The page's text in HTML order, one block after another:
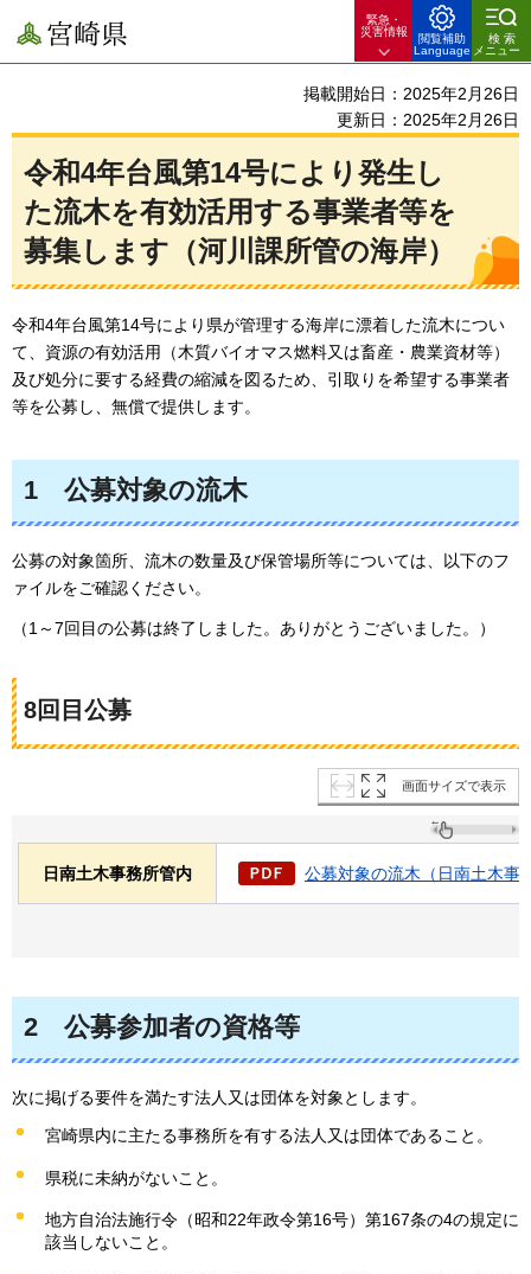
宮崎県
緊急・
災害情報
閲覧補助
Language
検索
メニュー
掲載開始日：2025年2月26日
更新日：2025年2月26日
令和4年台風第14号により発生し
た流木を有効活用する事業者等を
募集します（河川課所管の海岸）
令和4年台風第14号により県が管理する海岸に漂着した流木につい
て、資源の有効活用（木質バイオマス燃料又は畜産・農業資材等）
及び処分に要する経費の縮減を図るため、引取りを希望する事業者
等を公募し、無償で提供します。
1 公募対象の流木
公募の対象箇所、流木の数量及び保管場所等については、以下のフ
ァイルをご確認ください。
（1～7回目の公募は終了しました。ありがとうございました。）
8回目公募
画面サイズで表示
日南土木事務所管内 公募対象の流木（日南土木事
2 公募参加者の資格等
次に掲げる要件を満たす法人又は団体を対象とします。
宮崎県内に主たる事務所を有する法人又は団体であること。
県税に未納がないこと。
地方自治法施行令（昭和22年政令第16号）第167条の4の規定に
該当しないこと。